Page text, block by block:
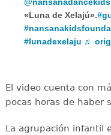
@nansanadancekids
«Luna de Xelajú».
#lunadexelaju ♬
El video cuenta con
pocas horas de haber
La agrupación infantil